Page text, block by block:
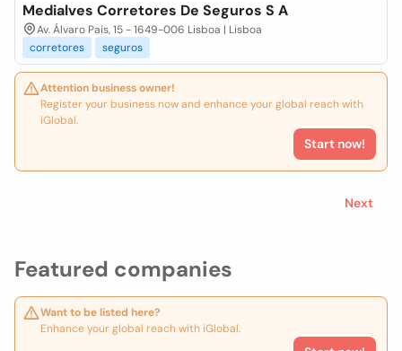
Featured companies
Want to be listed here?
Enhance your global reach with iGlobal.
Medialves Corretores De Seguros S A
Av. Álvaro Pais, 15 - 1649-006 Lisboa | Lisboa
corretores
seguros
Attention business owner!
Register your business now and enhance your global reach with
iGlobal.
Start now!
Next